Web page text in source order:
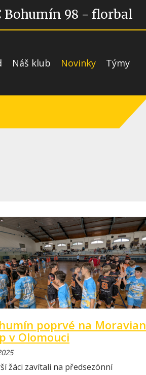
Bohumín 98 - florbal
Náš klub Novinky Týmy
poprvé na Moravian
v Olomouci
žáci zavítali na předsezónní